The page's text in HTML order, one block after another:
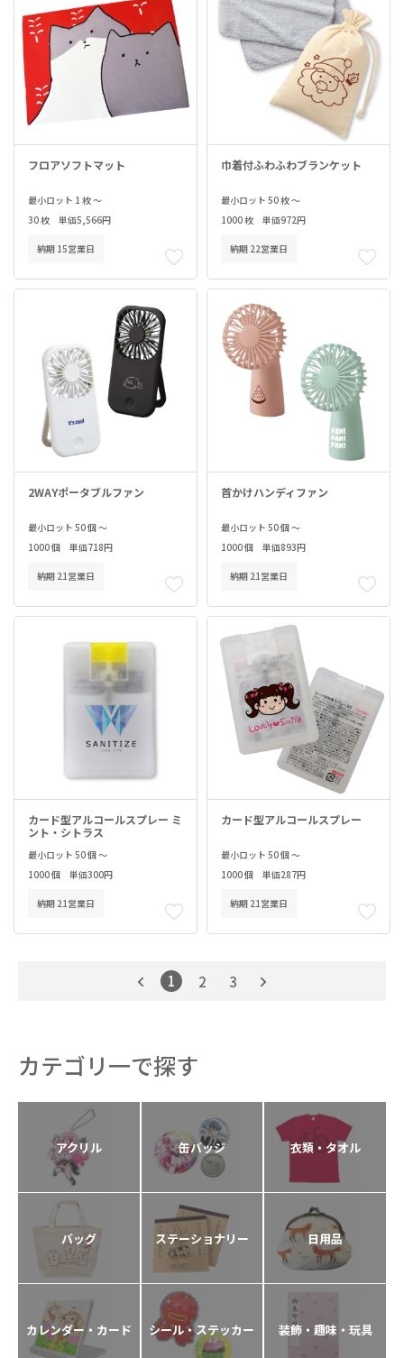
フロアソフトマット
最小ロット 1 枚 ～
30 枚 単価5,566円
納期 15営業日
巾着付ふわふわブランケット
最小ロット 50 枚 ～
1000 枚 単価972円
納期 22営業日
2WAYポータブルファン
最小ロット 50 個 ～
1000 個 単価718円
納期 21営業日
首かけハンディファン
最小ロット 50 個 ～
1000 個 単価893円
納期 21営業日
カード型アルコールスプレー ミ
ント・シトラス
最小ロット 50 個 ～
1000 個 単価300円
納期 21営業日
カード型アルコールスプレー
最小ロット 50 個 ～
1000 個 単価287円
納期 21営業日
1 2 3
カテゴリ一で探す
アクリル 缶バッジ 衣類・タオル
バッグ ステーショナリー 日用品
カレンダー・カード シール・ステッカー 装飾・趣味・玩具